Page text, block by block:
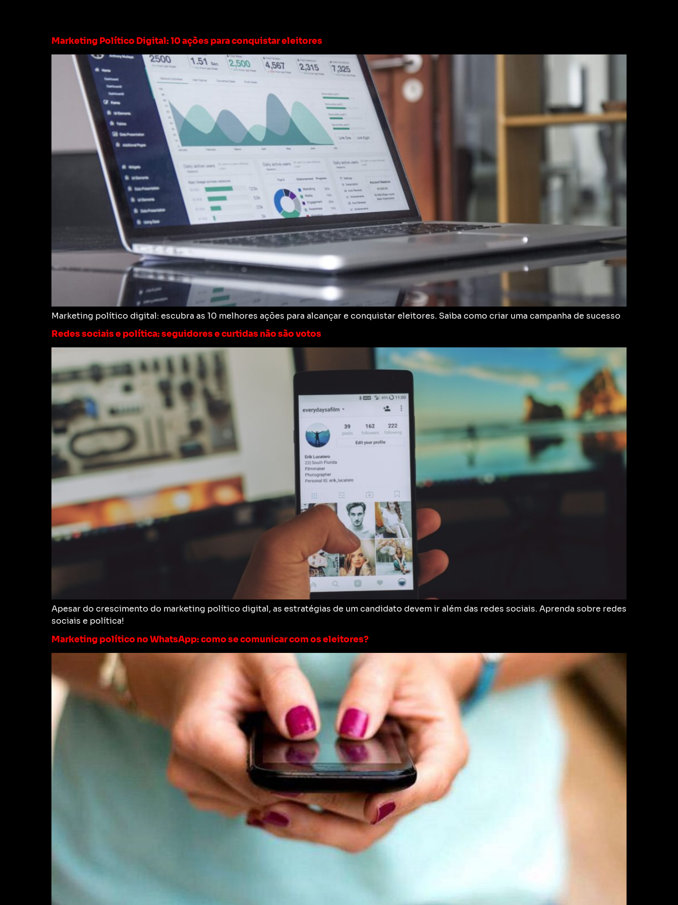
Marketing Político Digital: 10 ações para conquistar eleitores
Marketing político digital: escubra as 10 melhores ações para alcançar e conquistar eleitores. Saiba como criar uma campanha de sucesso
Redes sociais e política: seguidores e curtidas não são votos
Apesar do crescimento do marketing político digital, as estratégias de um candidato devem ir além das redes sociais. Aprenda sobre redes
sociais e política!
Marketing político no WhatsApp: como se comunicar com os eleitores?